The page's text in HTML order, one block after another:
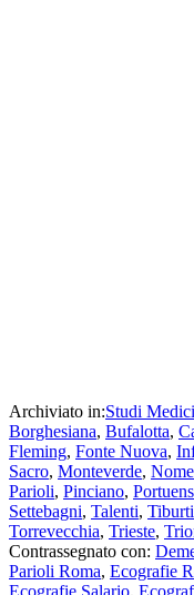
Archiviato in:Studi Medici
Borghesiana, Bufalotta,
Fleming, Fonte Nuova,
Sacro, Monteverde,
Parioli, Pinciano,
Settebagni, Talenti,
Torrevecchia, Trieste,
Contrassegnato con:
Parioli Roma, Ecografie
Ecografie Salario,